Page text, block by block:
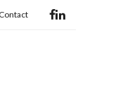
Contact